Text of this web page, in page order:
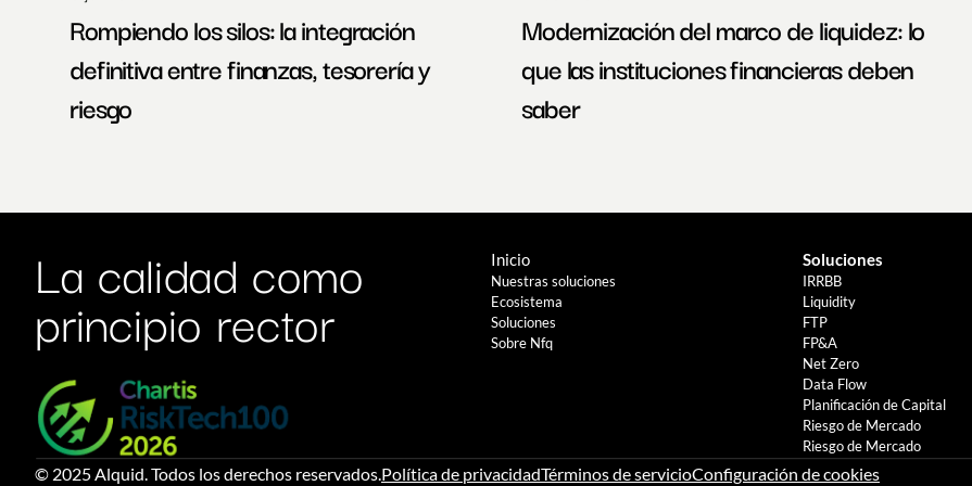
Rompiendo los silos: la integración
definitiva entre finanzas, tesorería y
riesgo
Modernización del marco de liquidez: lo
que las instituciones financieras deben
saber
La calidad como
principio rector
Inicio
Nuestras soluciones
Ecosistema
Soluciones
Sobre Nfq
Soluciones
IRRBB
Liquidity
FTP
FP&A
Net Zero
Data Flow
Planificación de Capital
Riesgo de Mercado
Riesgo de Mercado
© 2025 Alquid. Todos los derechos reservados.Política de privacidadTérminos de servicioConfiguración de cookies